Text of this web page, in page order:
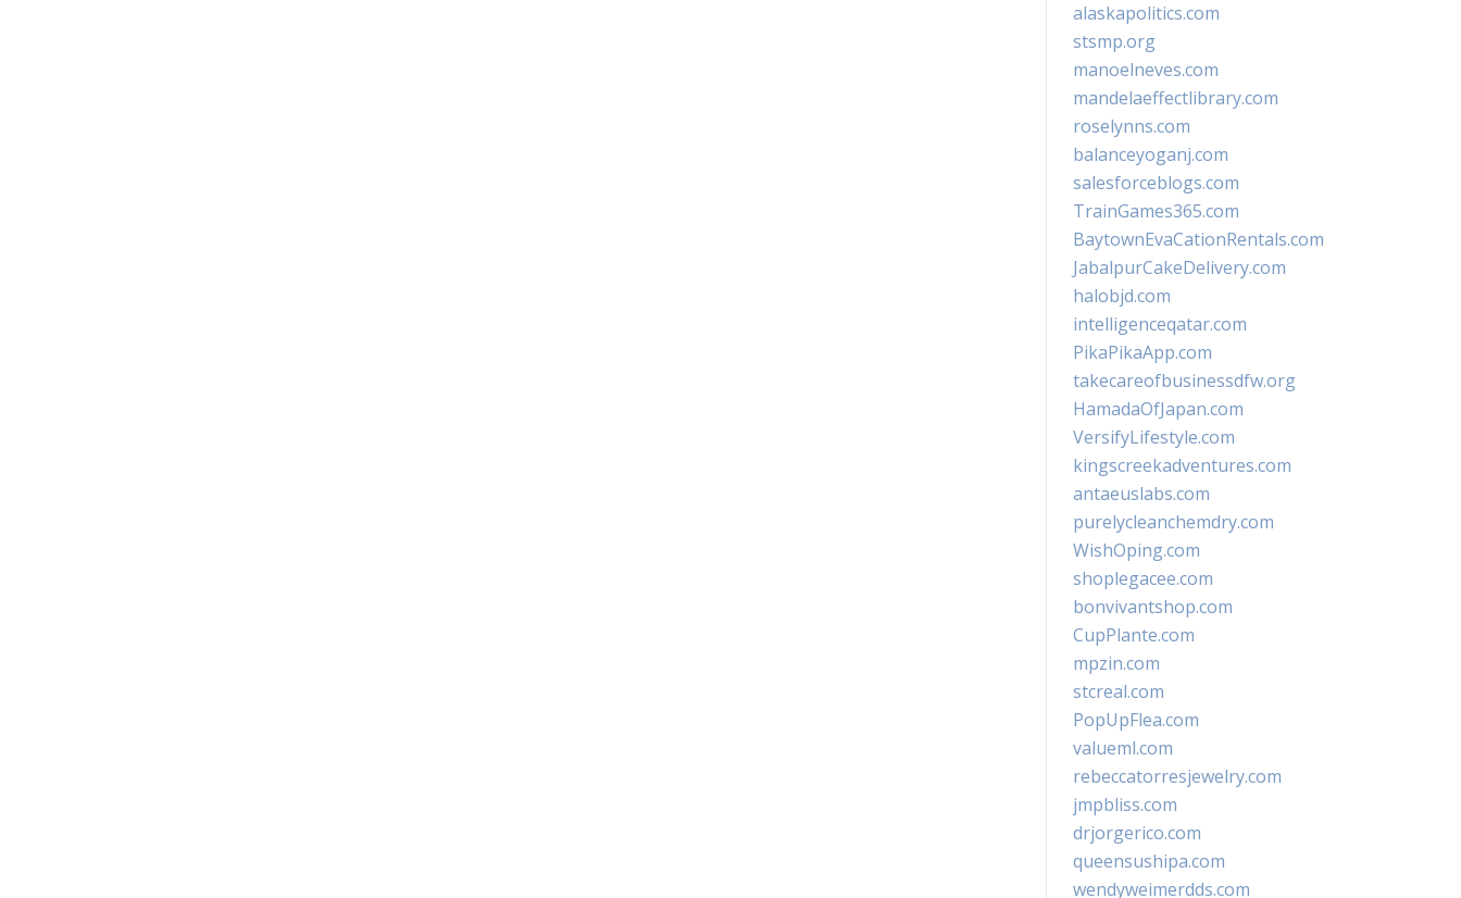
alaskapolitics.com
stsmp.org
manoelneves.com
mandelaeffectlibrary.com
roselynns.com
balanceyoganj.com
salesforceblogs.com
TrainGames365.com
BaytownEvaCationRentals.com
JabalpurCakeDelivery.com
halobjd.com
intelligenceqatar.com
PikaPikaApp.com
takecareofbusinessdfw.org
HamadaOfJapan.com
VersifyLifestyle.com
kingscreekadventures.com
antaeuslabs.com
purelycleanchemdry.com
WishOping.com
shoplegacee.com
bonvivantshop.com
CupPlante.com
mpzin.com
stcreal.com
PopUpFlea.com
valueml.com
rebeccatorresjewelry.com
jmpbliss.com
drjorgerico.com
queensushipa.com
wendyweimerdds.com